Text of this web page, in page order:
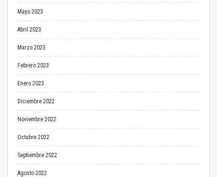
Mayo 2023
Abril 2023
Marzo 2023
Febrero 2023
Enero 2023
Diciembre 2022
Noviembre 2022
Octubre 2022
Septiembre 2022
Agosto 2022